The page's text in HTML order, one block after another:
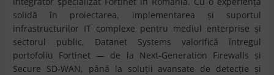
solidă în proiectarea, implementarea și suportul
infrastructurilor IT complexe pentru mediul enterprise și
sectorul public, Datanet Systems valorifică întregul
portofoliu Fortinet — de la Next-Generation Firewalls și
Secure SD-WAN, până la soluții avansate de detecție și